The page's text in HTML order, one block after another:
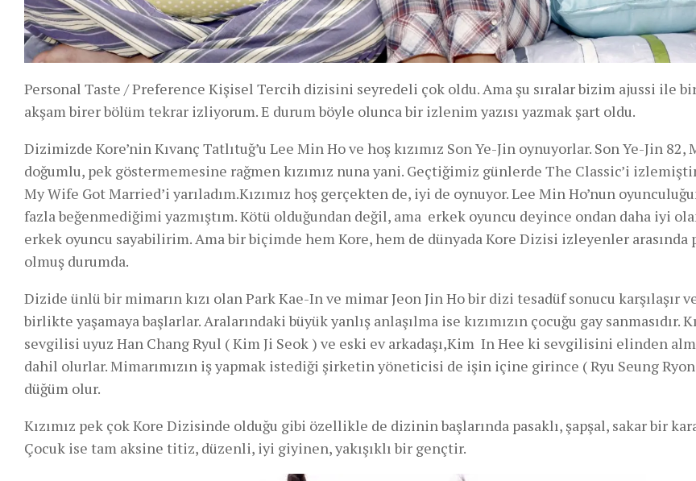
Personal Taste / Preference Kişisel Tercih dizisini seyredeli çok oldu. Ama şu sıralar bizim ajussi ile
akşam birer bölüm tekrar izliyorum. E durum böyle olunca bir izlenim yazısı yazmak şart oldu.
Dizimizde Kore’nin Kıvanç Tatlıtuğ’u Lee Min Ho ve hoş kızımız Son Ye-Jin oynuyorlar. Son Ye-Jin 82,
doğumlu, pek göstermemesine rağmen kızımız nuna yani. Geçtiğimiz günlerde The Classic’i
My Wife Got Married’i yarıladım.Kızımız hoş gerçekten de, iyi de oynuyor. Lee Min Ho’nun
fazla beğenmediğimi yazmıştım. Kötü olduğundan değil, ama erkek oyuncu deyince ondan daha iyi
erkek oyuncu sayabilirim. Ama bir biçimde hem Kore, hem de dünyada Kore Dizisi izleyenler arasında
olmuş durumda.
Dizide ünlü bir mimarın kızı olan Park Kae-In ve mimar Jeon Jin Ho bir dizi tesadüf sonucu karşılaşır
birlikte yaşamaya başlarlar. Aralarındaki büyük yanlış anlaşılma ise kızımızın çocuğu gay sanmasıdır.
sevgilisi uyuz Han Chang Ryul ( Kim Ji Seok ) ve eski ev arkadaşı,Kim In Hee ki sevgilisini elinden
dahil olurlar. Mimarımızın iş yapmak istediği şirketin yöneticisi de işin içine girince ( Ryu Seung
düğüm olur.
Kızımız pek çok Kore Dizisinde olduğu gibi özellikle de dizinin başlarında pasaklı, şapşal, sakar bir
Çocuk ise tam aksine titiz, düzenli, iyi giyinen, yakışıklı bir gençtir.